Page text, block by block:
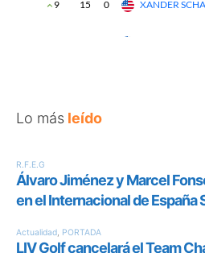
Lo más leído